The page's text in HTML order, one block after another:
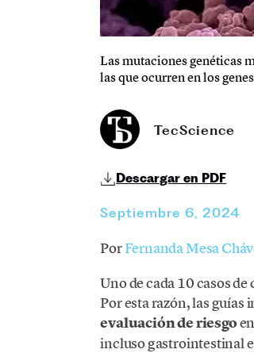
Las mutaciones genéticas
las que ocurren en los
TecScience
Descargar en PDF
Septiembre 6, 2024
PorFernanda Mesa
Uno de cada 10 casos
Por esta razón, las
evaluación de riesgo
incluso gastrointestinal